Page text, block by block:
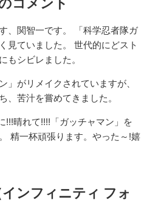
、関智一です。 「科学忍者隊ガ
見ていました。 世代的にどスト
もシビレました。
」がリメイクされていますが、
、苦汁を嘗めてきました。
!!!晴れて!!!!「ガッチャマン」を
精一杯頑張ります。やった～!嬉
ンフィニティ フォ